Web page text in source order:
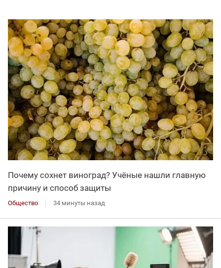
Почему сохнет виноград? Учёные нашли главную
причину и способ защиты
Общество 34 минуты назад